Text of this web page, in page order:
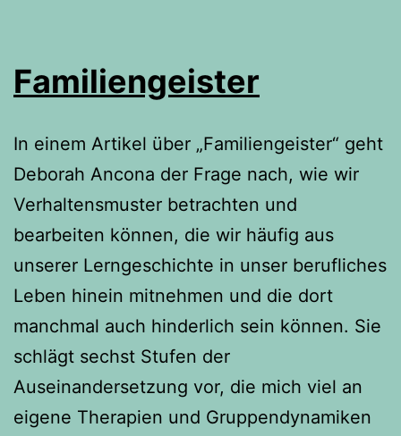
Familiengeister
In einem Artikel über „Familiengeister“ geht
Deborah Ancona der Frage nach, wie wir
Verhaltensmuster betrachten und
bearbeiten können, die wir häufig aus
unserer Lerngeschichte in unser berufliches
Leben hinein mitnehmen und die dort
manchmal auch hinderlich sein können. Sie
schlägt sechst Stufen der
Auseinandersetzung vor, die mich viel an
eigene Therapien und Gruppendynamiken